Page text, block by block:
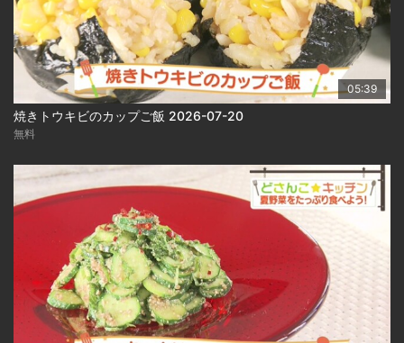
05:39
焼きトウキビのカップご飯 2026-07-20
無料